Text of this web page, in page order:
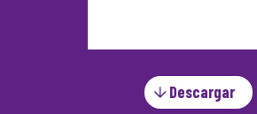
Descargar